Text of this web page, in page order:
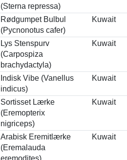
(Sterna repressa)
Rødgumpet Bulbul
(Pycnonotus cafer)
Kuwait
Lys Stenspurv
(Carpospiza
brachydactyla)
Kuwait
Indisk Vibe (Vanellus
indicus)
Kuwait
Sortisset Lærke
(Eremopterix
nigriceps)
Kuwait
Arabisk Eremitlærke
(Eremalauda
eremodites)
Kuwait